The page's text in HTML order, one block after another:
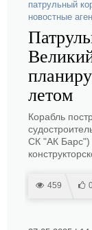
патрульный
новостные
летом
Корабль
СК "АК Барс")
459